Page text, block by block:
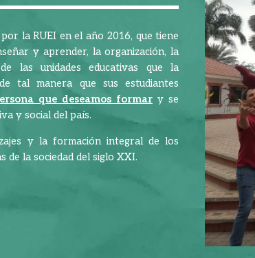
la RUEI en el año 2016, que tiene
y aprender, la organización, la
las unidades educativas que la
tal manera que sus estudiantes
que deseamos formary se
y social del país.
y la formación integral de los
de la sociedad del siglo XXI.